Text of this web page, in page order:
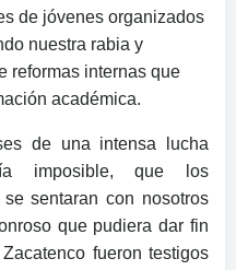
de jóvenes organizados
nuestra rabia y
reformas internas que
académica.
de una intensa lucha
imposible, que los
sentaran con nosotros
que pudiera dar fin
fueron testigos